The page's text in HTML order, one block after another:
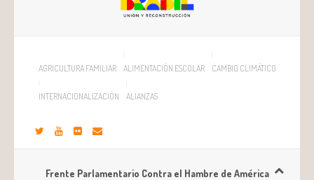
AGRICULTURA FAMILIAR ALIMENTACIÓN ESCOLAR CAMBIO CLIMÁTICO
INTERNACIONALIZACIÓN ALIANZAS
Frente Parlamentario Contra el Hambre de América